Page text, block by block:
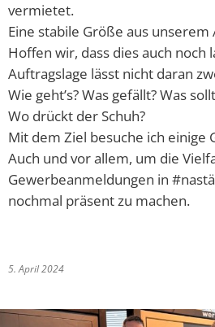
vermietet.
Eine stabile Größe aus
Hoffen wir, dass dies auch noch
Auftragslage lässt nicht daran
Wie geht’s? Was gefällt? Was
Wo drückt der Schuh?
Mit dem Ziel besuche ich einige
Auch und vor allem, um die
Gewerbeanmeldungen in
nochmal präsent zu machen.
5. April 2024